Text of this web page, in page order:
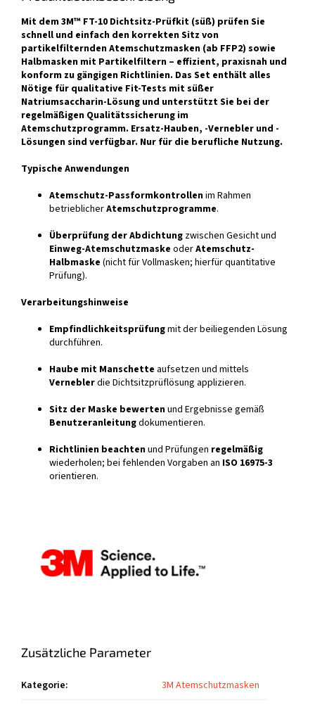
Mit dem 3M™ FT-10 Dichtsitz-Prüfkit (süß) prüfen Sie
schnell und einfach den korrekten Sitz von
partikelfilternden Atemschutzmasken (ab FFP2) sowie
Halbmasken mit Partikelfiltern – effizient, praxisnah und
konform zu gängigen Richtlinien. Das Set enthält alles
Nötige für qualitative Fit-Tests mit süßer
Natriumsaccharin-Lösung und unterstützt Sie bei der
regelmäßigen Qualitätssicherung im
Atemschutzprogramm. Ersatz-Hauben, -Vernebler und -
Lösungen sind verfügbar. Nur für die berufliche Nutzung.
Typische Anwendungen
Atemschutz-Passformkontrollenim Rahmen
betrieblicherAtemschutzprogramme.
Überprüfung der Abdichtung zwischen Gesicht und
Einweg-Atemschutzmaske oderAtemschutz-
Halbmaske (nicht für Vollmasken; hierfür quantitative
Prüfung).
Verarbeitungshinweise
Empfindlichkeitsprüfungmit der beiliegenden Lösung
durchführen.
Haube mit Manschette aufsetzen und mittels
Verneblerdie Dichtsitzprüflösung applizieren.
Sitz der Maske bewertenund Ergebnisse gemäß
Benutzeranleitungdokumentieren.
Richtlinien beachtenund Prüfungen regelmäßig
wiederholen; bei fehlenden Vorgaben an ISO 16975-3
orientieren.
Zusätzliche Parameter
Kategorie:
3M Atemschutzmasken